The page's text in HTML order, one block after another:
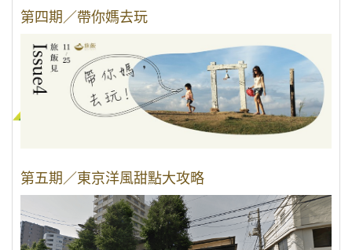
第四期／帶你媽去玩
第五期／東京洋風甜點大攻略